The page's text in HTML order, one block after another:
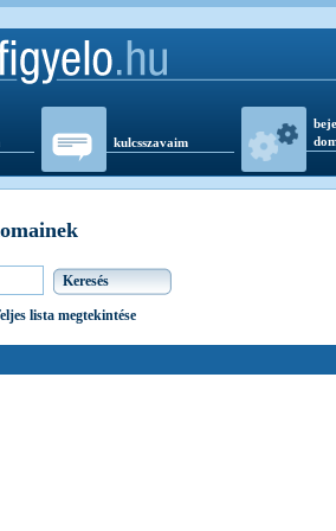
kulcsszavaim
lista megtekintése